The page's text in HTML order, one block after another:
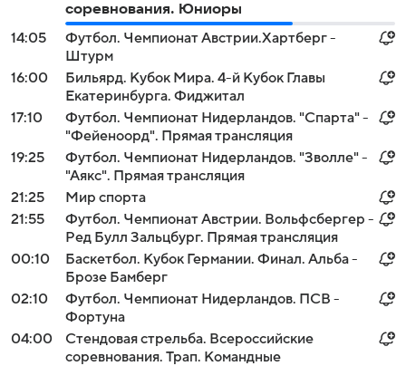
соревнования. Юниоры
14:05
Футбол. Чемпионат Австрии.Хартберг -
Штурм
16:00
Бильярд. Кубок Мира. 4-й Кубок Главы
Екатеринбурга. Фиджитал
17:10
Футбол. Чемпионат Нидерландов. "Спарта" -
"Фейеноорд". Прямая трансляция
19:25
Футбол. Чемпионат Нидерландов. "Зволле" -
"Аякс". Прямая трансляция
21:25
Мир спорта
21:55
Футбол. Чемпионат Австрии. Вольфсбергер -
Ред Булл Зальцбург. Прямая трансляция
00:10
Баскетбол. Кубок Германии. Финал. Альба -
Брозе Бамберг
02:10
Футбол. Чемпионат Нидерландов. ПСВ -
Фортуна
04:00
Стендовая стрельба. Всероссийские
соревнования. Трап. Командные